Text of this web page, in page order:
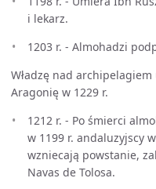
i lekarz.
1203 r. - Almohadzi
Władzę nad
Aragonię w 1229 r.
1212 r. - Po śmierci
w 1199 r. andaluzyjscy
wzniecają powstanie,
Navas de Tolosa.